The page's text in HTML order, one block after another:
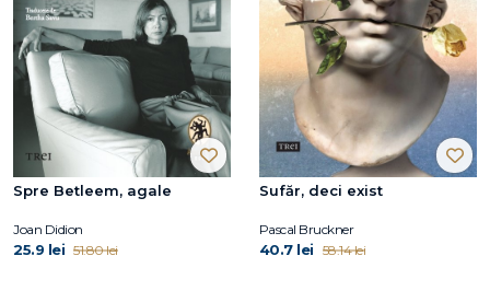
Spre Betleem, agale
Joan Didion
25.9 lei 51.80 lei
Sufăr, deci exist
Pascal Bruckner
40.7 lei 58.14 lei